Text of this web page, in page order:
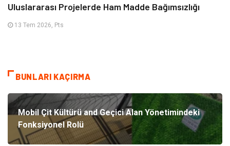
Uluslararası Projelerde Ham Madde Bağımsızlığı
13 Tem 2026, Pts
BUNLARI KAÇIRMA
Mobil Çit Kültürü and Geçici Alan Yönetimindeki
Fonksiyonel Rolü